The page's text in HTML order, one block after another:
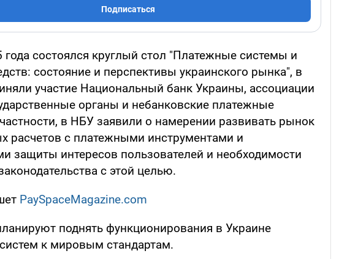
Подписаться
года состоялся круглый стол "Платежные системы и
состояние и перспективы украинского рынка", в
участие Национальный банк Украины, ассоциации
органы и небанковские платежные
в НБУ заявили о намерении развивать рынок
расчетов с платежными инструментами и
защиты интересов пользователей и необходимости
с этой целью.
PaySpaceMagazine.com
поднять функционирования в Украине
к мировым стандартам.